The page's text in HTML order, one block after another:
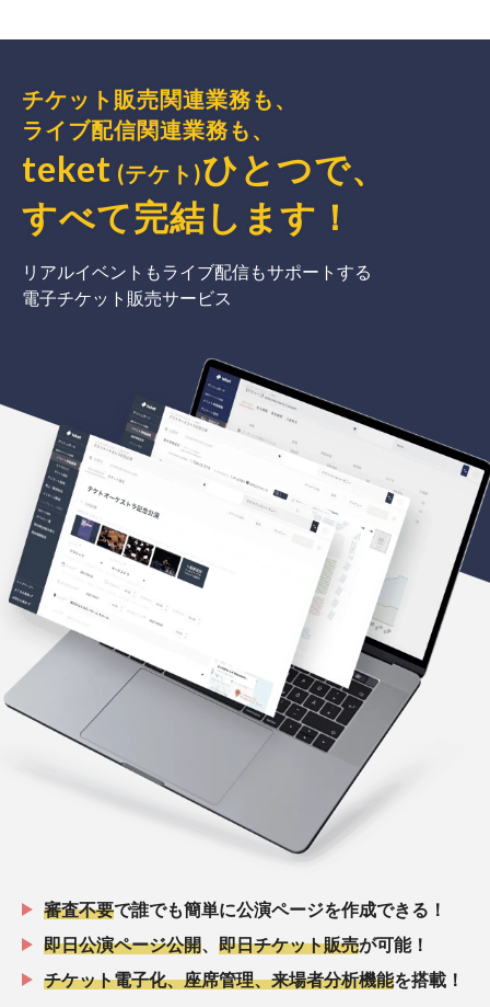
チケット販売関連業務も、
ライブ配信関連業務も、
teket (テケト)ひとつで、
すべて完結 します ！
リアルイベントもライブ配信もサポートする
電子チケット販売サービス
審査不要で誰でも簡単に公演ページを作成できる！
即日公演ページ公開
即日チケット販売が可能！
チケット電子化、座席管理、来場者分析機能を搭載！